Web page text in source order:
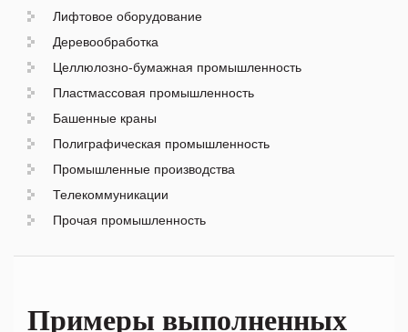
Лифтовое оборудование
Деревообработка
Целлюлозно-бумажная промышленность
Пластмассовая промышленность
Башенные краны
Полиграфическая промышленность
Промышленные производства
Телекоммуникации
Прочая промышленность
Примеры выполненных